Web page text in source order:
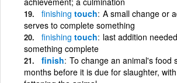
finishing touch A small change or
serves to complete something
finishing touch last addition
something complete
finish To change an animal's food
months before it is due for slaughter,